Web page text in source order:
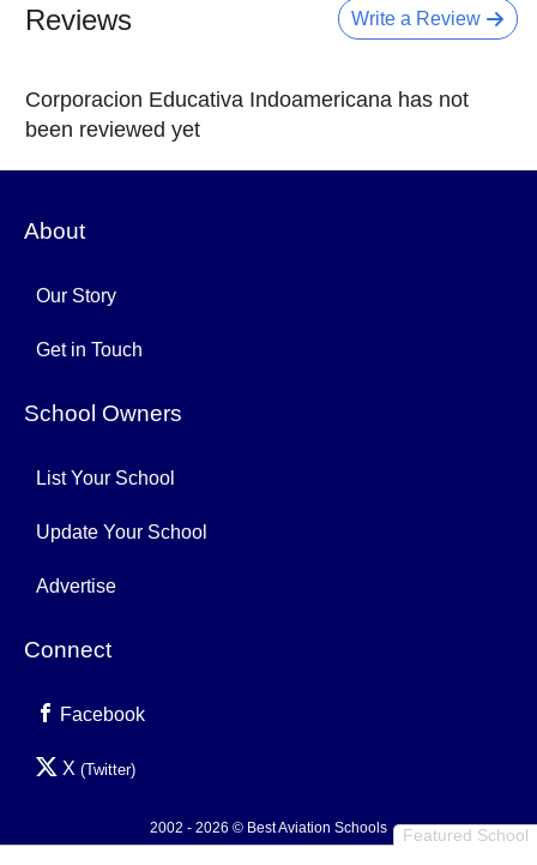
Featured School
Write a Review
Reviews
Corporacion Educativa Indoamericana has not
been reviewed yet
About
Our Story
Get in Touch
School Owners
List Your School
Update Your School
Advertise
Connect
Facebook
X (Twitter)
2002 - 2026 © Best Aviation Schools